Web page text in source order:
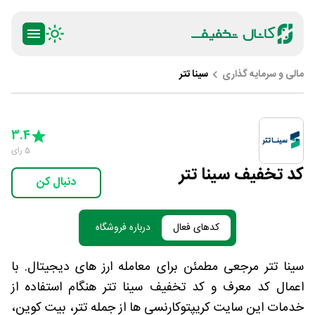
مالی و سرمایه گذاری سینا تتر
کد تخفیف سینا تتر
4 Stars
5 Stars
3.4
5 رای
دنبال کن
کدهای فعال درباره فروشگاه
سینا تتر مرجعی مطمئن برای معامله ارز های دیجیتال. با
اعمال کد معرف و کد تخفیف سینا تتر هنگام استفاده از
خدمات این سایت کریپتوکارنسی ها از جمله تتر، بیت کوین،